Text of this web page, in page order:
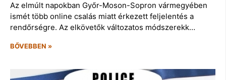
Az elmúlt napokban Győr-Moson-Sopron vármegyében
ismét több online csalás miatt érkezett feljelentés a
rendőrségre. Az elkövetők változatos módszerekk…
BŐVEBBEN »